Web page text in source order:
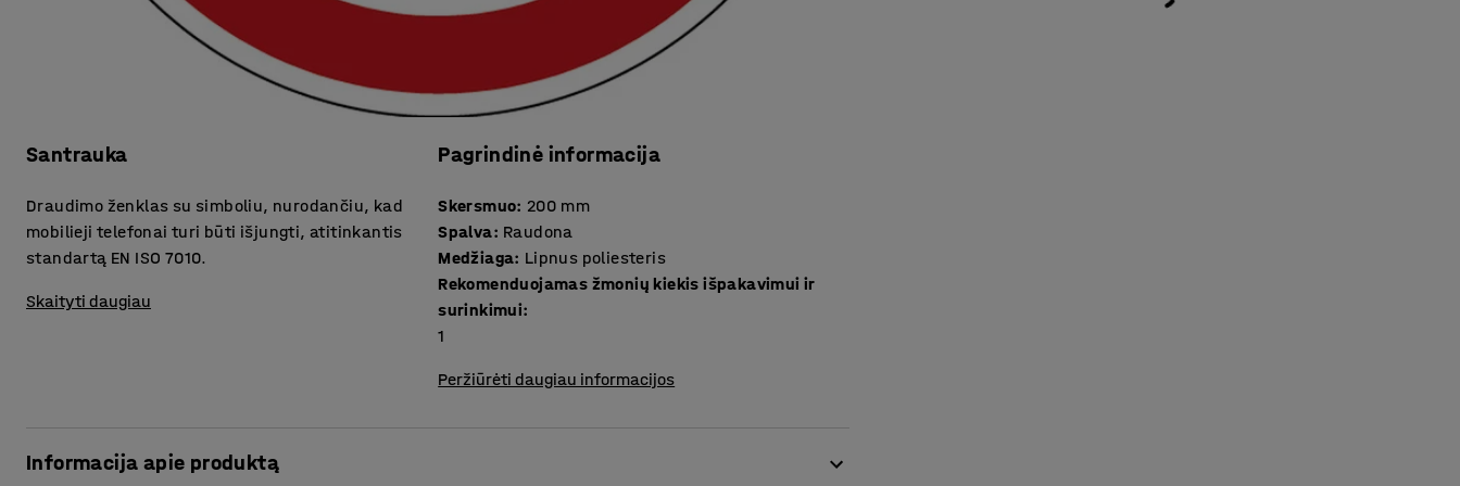
Santrauka
Draudimo ženklas su simboliu, nurodančiu, kad
mobilieji telefonai turi būti išjungti, atitinkantis
standartą EN ISO 7010.
Skaityti daugiau
Pagrindinė informacija
Skersmuo: 200 mm
Spalva: Raudona
Medžiaga: Lipnus poliesteris
Rekomenduojamas žmonių kiekis išpakavimui ir
surinkimui:
1
Peržiūrėti daugiau informacijos
Informacija apie produktą